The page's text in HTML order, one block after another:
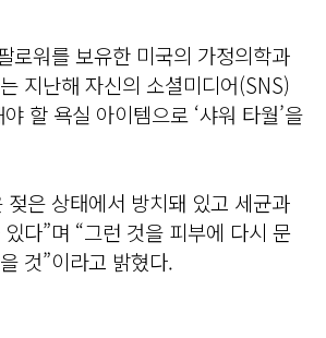
로워를 보유한 미국의 가정의학과
지난해 자신의 소셜미디어(SNS)
할 욕실 아이템으로 ‘샤워 타월’을
젖은 상태에서 방치돼 있고 세균과
다”며 “그런 것을 피부에 다시 문
것”이라고 밝혔다.